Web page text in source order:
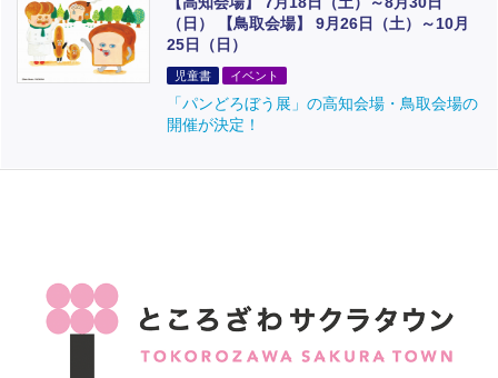
（日） 【鳥取会場】 9月26日（土）～10月
25日（日）
児童書 イベント
「パンどろぼう展」の高知会場・鳥取会場の
開催が決定！